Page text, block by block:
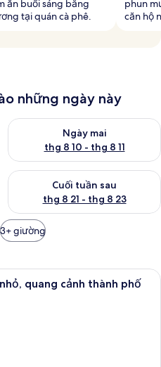
ăn buổi sáng bằng
tại quán cà phê.
phun
căn hộ
những ngày này
thg 8 9 - thg 8 10
Ngày mai
thg 8 10 - thg 8 11
Kiểm tra lượng phòng ngày
từ thg 8 14 - thg 8 16
Cuối tuần sau
thg 8 21 - thg 8 23
Kiểm tra lượng phòng cuối
3+ giường
Studio Suite Tiêu chuẩn, bếp nhỏ,
quang cảnh thành phố